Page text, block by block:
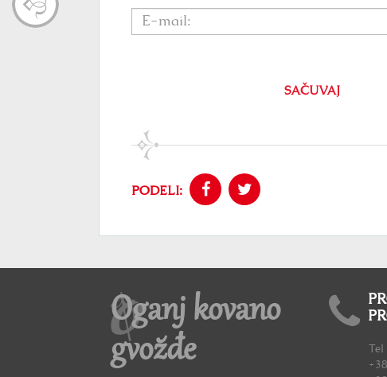
SAČUVAJ
PODELI:
Oganj kovano
gvožđe